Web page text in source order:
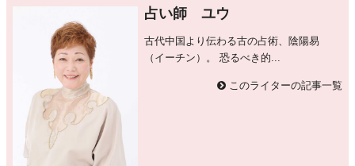
占い師 ユウ
古代中国より伝わる古の占術、陰陽易
（イーチン）。 恐るべき的...
このライターの記事一覧